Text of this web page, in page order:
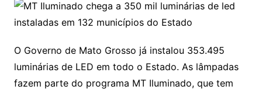
O Governo de Mato Grosso já instalou 353.495
luminárias de LED em todo o Estado. As lâmpadas
fazem parte do programa MT Iluminado, que tem